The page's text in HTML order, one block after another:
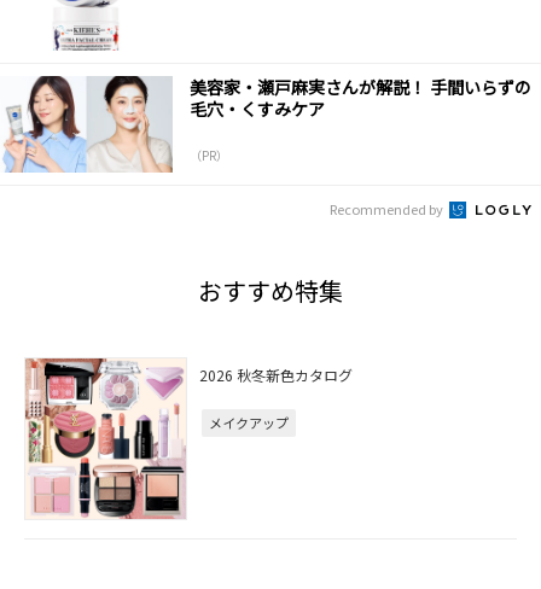
美容家・瀬戸麻実さんが解説！ 手間いらずの
毛穴・くすみケア
（PR）
Recommended by
おすすめ特集
2026 秋冬新色カタログ
メイクアップ